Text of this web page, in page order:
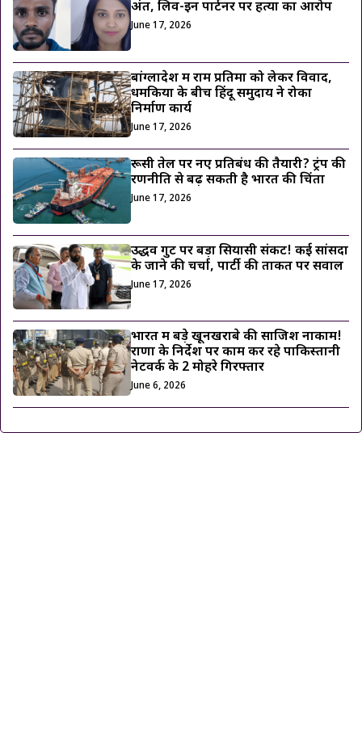
अंत, लिव-इन पार्टनर पर हत्या का आरोप
June 17, 2026
बांग्लादेश में राम प्रतिमा को लेकर विवाद,
धमकियों के बीच हिंदू समुदाय ने रोका
निर्माण कार्य
June 17, 2026
रूसी तेल पर नए प्रतिबंध की तैयारी? ट्रंप की
रणनीति से बढ़ सकती है भारत की चिंता
June 17, 2026
उद्धव गुट पर बड़ा सियासी संकट! कई सांसदों
के जाने की चर्चा, पार्टी की ताकत पर सवाल
June 17, 2026
भारत में बड़े खूनखराबे की साजिश नाकाम!
राणा के निर्देश पर काम कर रहे पाकिस्तानी
नेटवर्क के 2 मोहरे गिरफ्तार
June 6, 2026